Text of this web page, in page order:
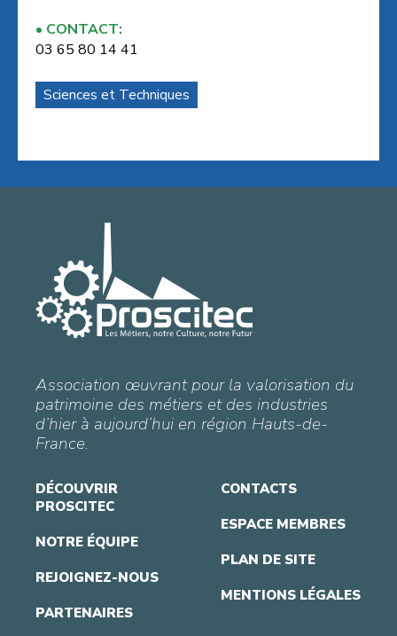
CONTACT:
03 65 80 14 41
Sciences et Techniques
Association œuvrant pour la valorisation du
patrimoine des métiers et des industries
d’hier à aujourd’hui en région Hauts-de-
France.
DÉCOUVRIR
PROSCITEC
NOTRE ÉQUIPE
REJOIGNEZ-NOUS
PARTENAIRES
CONTACTS
ESPACE MEMBRES
PLAN DE SITE
MENTIONS LÉGALES